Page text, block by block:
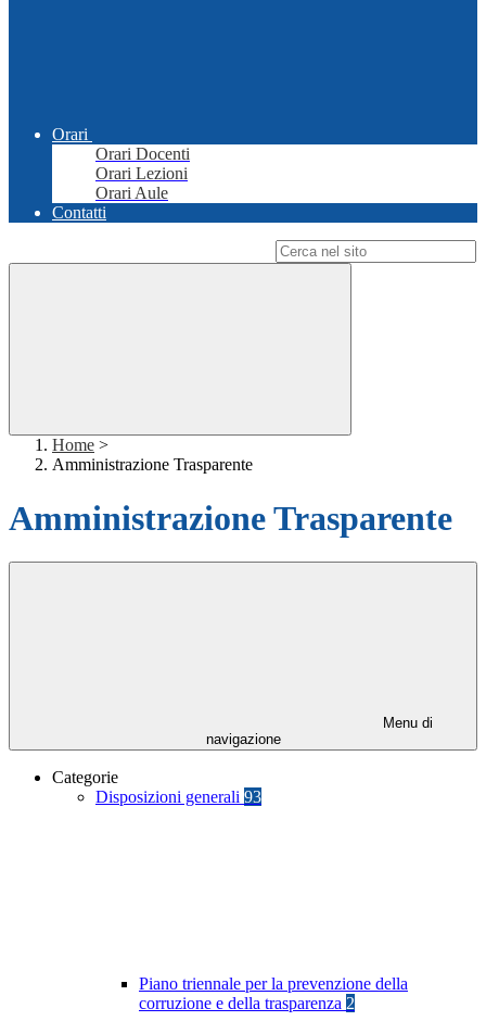
Orari
Orari Docenti
Orari Lezioni
Orari Aule
Contatti
Home >
Amministrazione Trasparente
Amministrazione Trasparente
Menu di
navigazione
Categorie
Disposizioni generali 93
Piano triennale per la prevenzione della
corruzione e della trasparenza 2